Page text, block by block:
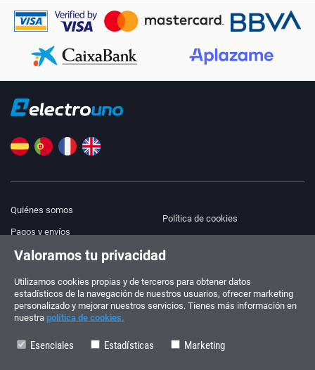
Quiénes somos
Pagos y envíos
Aviso legal
Política de privacidad
Política de cookies
PEDIDOS Y CONSULTAS
+34 910 600 459
Valoramos tu privacidad
Utilizamos cookies propias y de terceros para obtener datos
estadísticos de la navegación de nuestros usuarios, ofrecer marketing
personalizado y mejorar nuestros servicios. Tienes más información en
nuestra política de cookies.
Esenciales Estadísticas Marketing